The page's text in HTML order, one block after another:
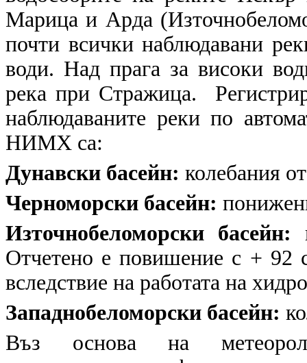
Марица и Арда
почти всички наблюдавани
води. Над прага за високи
река при Стражица.
наблюдаваните реки по
НИМХ са:
Дунавски басейн: колебания
Черноморски басейн:
Източнобеломорски басейн:
Отчетено e повишение с +
вследствие на работата на
Западнобеломорски басейн:
Въз основа на